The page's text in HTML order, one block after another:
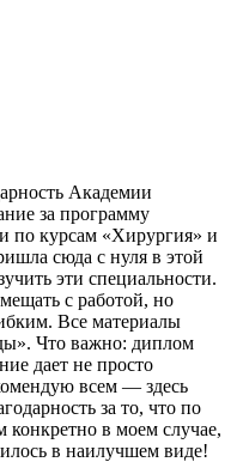
Академии
за программу
по курсам «Хирургия» и
сюда с нуля в этой
эти специальности.
с работой, но
Все материалы
Что важно: диплом
дает не просто
всем — здесь
за то, что по
в моем случае,
в наилучшем виде!